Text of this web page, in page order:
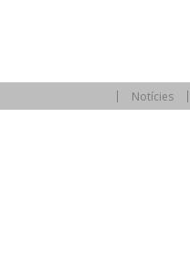
Notícies